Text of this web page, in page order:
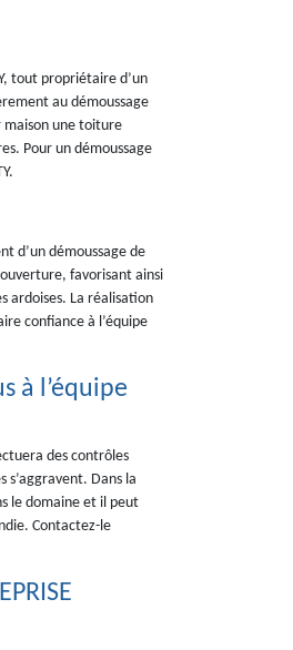
tout propriétaire d’un
au démoussage
maison une toiture
Pour un démoussage
d’un démoussage de
favorisant ainsi
ardoises. La réalisation
confiance à l’équipe
à l’équipe
des contrôles
s’aggravent. Dans la
le domaine et il peut
Contactez-le